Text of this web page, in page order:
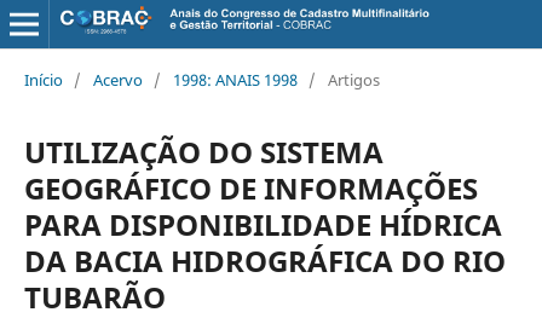
Início / Acervo / 1998: ANAIS 1998 / Artigos
UTILIZAÇÃO DO SISTEMA
GEOGRÁFICO DE INFORMAÇÕES
PARA DISPONIBILIDADE HÍDRICA
DA BACIA HIDROGRÁFICA DO RIO
TUBARÃO